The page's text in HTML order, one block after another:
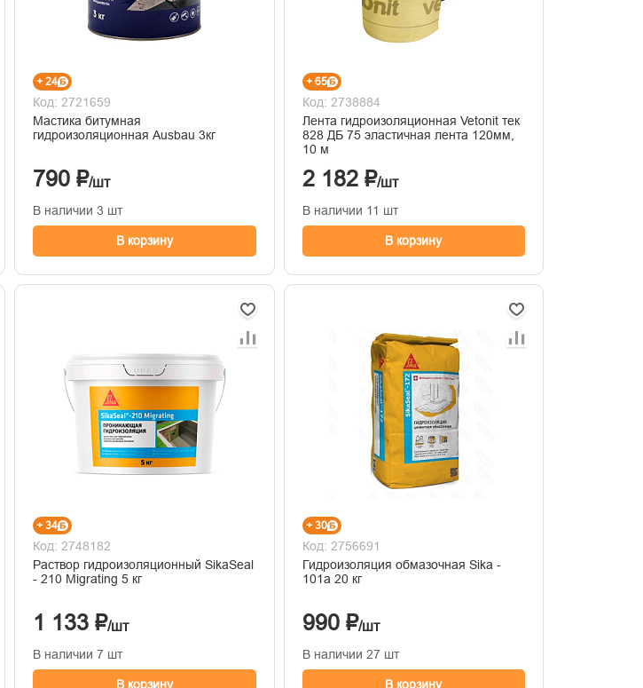
+ 24
Код: 2721659
Мастика битумная
гидроизоляционная Ausbau 3кг
790 ₽/шт
В наличии 3 шт
В корзину
+ 65
Код: 2738884
Лента гидроизоляционная Vetonit тек
828 ДБ 75 эластичная лента 120мм,
10 м
2 182 ₽/шт
В наличии 11 шт
В корзину
+ 34
Код: 2748182
Раствор гидроизоляционный SikaSeal
- 210 Migrating 5 кг
1 133 ₽/шт
В наличии 7 шт
В корзину
+ 30
Код: 2756691
Гидроизоляция обмазочная Sika -
101а 20 кг
990 ₽/шт
В наличии 27 шт
В корзину